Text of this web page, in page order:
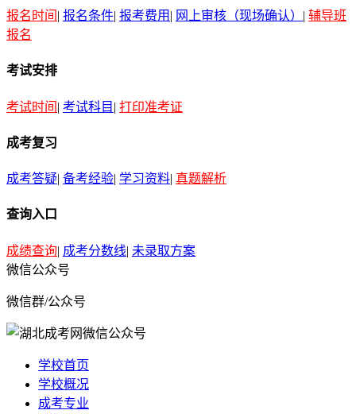
报名时间 | 报名条件| 报考费用 | 网上审核（现场确认） | 辅导班
报名
考试安排
考试时间 | 考试科目 | 打印准考证
成考复习
成考答疑| 备考经验| 学习资料| 真题解析
查询入口
成绩查询| 成考分数线| 未录取方案
微信公众号
微信群/公众号
学校首页
学校概况
成考专业